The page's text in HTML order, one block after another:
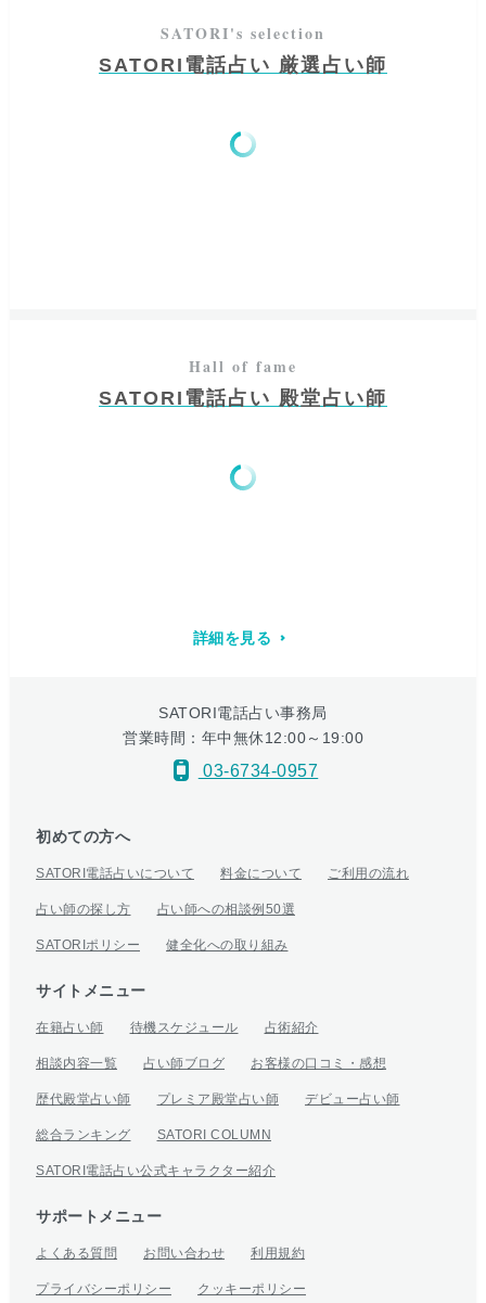
SATORI電話占い 厳選占い師
SATORI電話占い 殿堂占い師
詳細を見る
SATORI電話占い事務局
営業時間：年中無休12:00～19:00
03-6734-0957
初めての方へ
SATORI電話占いについて 料金について ご利用の流れ
占い師の探し方 占い師への相談例50選
SATORIポリシー 健全化への取り組み
サイトメニュー
在籍占い師 待機スケジュール 占術紹介
相談内容一覧 占い師ブログ お客様の口コミ・感想
歴代殿堂占い師 プレミア殿堂占い師 デビュー占い師
総合ランキング SATORI COLUMN
SATORI電話占い公式キャラクター紹介
サポートメニュー
よくある質問 お問い合わせ 利用規約
プライバシーポリシー クッキーポリシー